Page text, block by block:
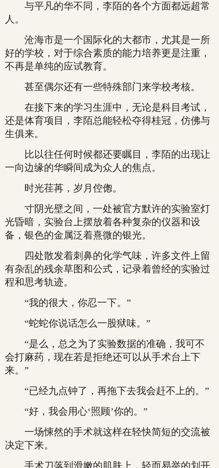
与平凡的华不同，李陌的各个方面都远超常
人。
沧海市是一个国际化的大都市，尤其是一所
好的学校，对于综合素质的能力培养更是注重，
不再是单纯的应试教育。
甚至偶尔还有一些特殊部门来学校考核。
在接下来的学习生涯中，无论是科目考试，
还是体育项目，李陌总能轻松夺得桂冠，仿佛与
生俱来。
比以往任何时候都还要瞩目，李陌的出现让
一向边缘的华瞬间成为众人的焦点。
时光荏苒，岁月倥偬。
寸阴光壁之间，一处被官方默许的实验室灯
光昏暗，实验台上摆放着各种复杂的仪器和设
备，银色的金属泛着熹微的银光。
四处散发着刺鼻的化学气味，许多文件上留
有杂乱的残余草图和公式，记录着曾经的实验过
程和思考轨迹。
“我的很大，你忍一下。”
“蛇蛇你说话怎么一股狱味。”
“是么，总之为了实验数据的准确，我可不
会打麻药，现在若是拒绝还可以从手术台上下
来。”
“已经九点钟了，再拖下去我会赶不上的。”
“好，我会用心‘照顾’你的。”
一场悚然的手术就这样在轻快简短的交流被
决定下来。
手术刀落到滑嫩的肌肤上，轻而易举的划开